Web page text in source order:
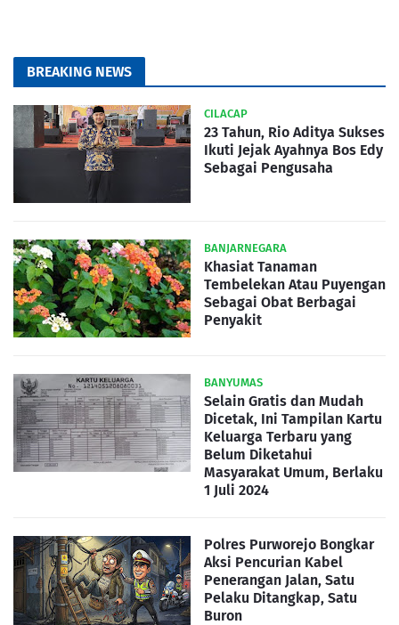
BREAKING NEWS
CILACAP
23 Tahun, Rio Aditya Sukses
Ikuti Jejak Ayahnya Bos Edy
Sebagai Pengusaha
BANJARNEGARA
Khasiat Tanaman
Tembelekan Atau Puyengan
Sebagai Obat Berbagai
Penyakit
BANYUMAS
Selain Gratis dan Mudah
Dicetak, Ini Tampilan Kartu
Keluarga Terbaru yang
Belum Diketahui
Masyarakat Umum, Berlaku
1 Juli 2024
Polres Purworejo Bongkar
Aksi Pencurian Kabel
Penerangan Jalan, Satu
Pelaku Ditangkap, Satu
Buron